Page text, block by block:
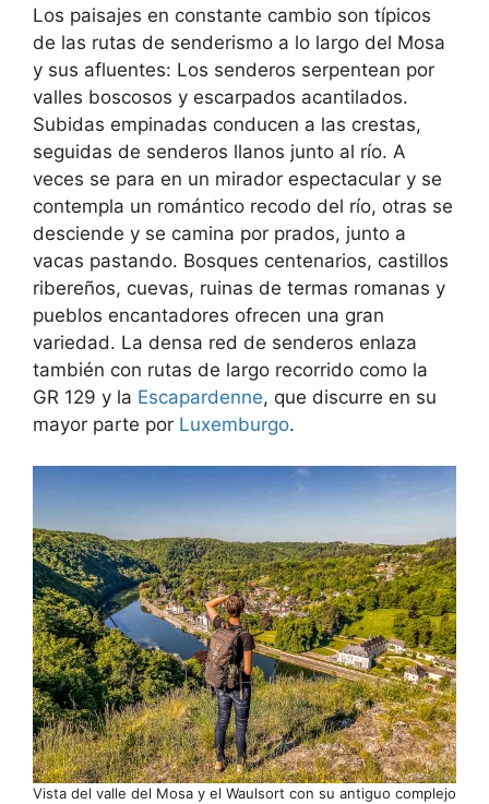
Los paisajes en constante cambio son típicos
de las rutas de senderismo a lo largo del Mosa
y sus afluentes: Los senderos serpentean por
valles boscosos y escarpados acantilados.
Subidas empinadas conducen a las crestas,
seguidas de senderos llanos junto al río. A
veces se para en un mirador espectacular y se
contempla un romántico recodo del río, otras se
desciende y se camina por prados, junto a
vacas pastando. Bosques centenarios, castillos
ribereños, cuevas, ruinas de termas romanas y
pueblos encantadores ofrecen una gran
variedad. La densa red de senderos enlaza
también con rutas de largo recorrido como la
GR 129 y la Escapardenne, que discurre en su
mayor parte por Luxemburgo.
Vista del valle del Mosa y el Waulsort con su antiguo complejo